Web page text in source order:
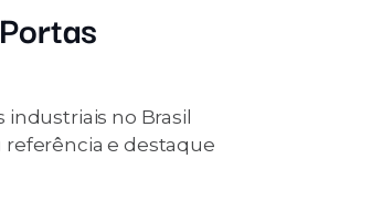
no Brasil
e destaque